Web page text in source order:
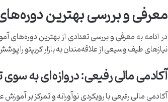
معرفی و بررسی بهترین
در ادامه به معرفی و بررسی تعدادی از بهترین دوره‌های
نیازهای طیف وسیعی از علاقه‌مندان به بازار کریپتو را
آکادمی مالی رفیعی: دروازه‌ای به سوی
آکادمی مالی رفیعی با رویکردی نوآورانه و تمرکز بر